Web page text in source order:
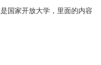
国家开放大学，里面的内容